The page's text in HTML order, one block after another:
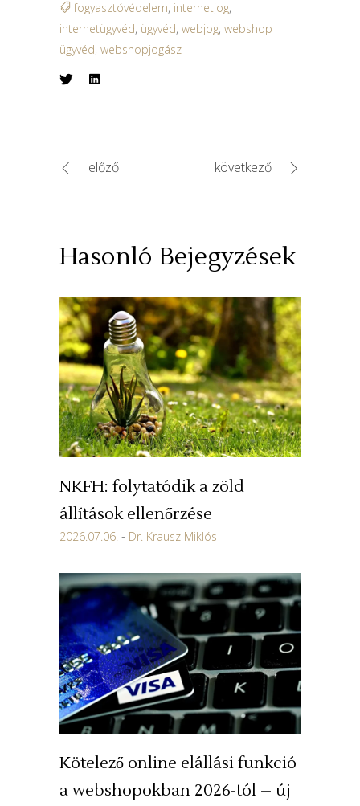
fogyasztóvédelem, internetjog,
internetügyvéd, ügyvéd, webjog, webshop
ügyvéd, webshopjogász
előző következő
Hasonló Bejegyzések
NKFH: folytatódik a zöld
állítások ellenőrzése
2026.07.06. Dr. Krausz Miklós
Kötelező online elállási funkció
a webshopokban 2026-tól – új